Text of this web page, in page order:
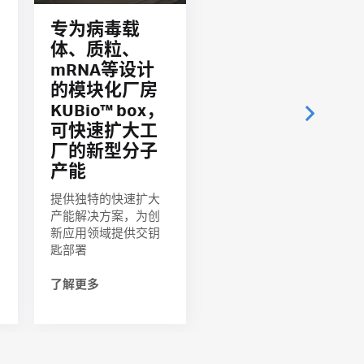
专为病毒载
体、质粒、
mRNA等设计
的模块化厂房
KUBio™ box，
可快速扩大工
厂的新型分子
产能
提供独特的快速扩大
产能解决方案，为创
新应用领域提供交钥
匙部署
了解更多